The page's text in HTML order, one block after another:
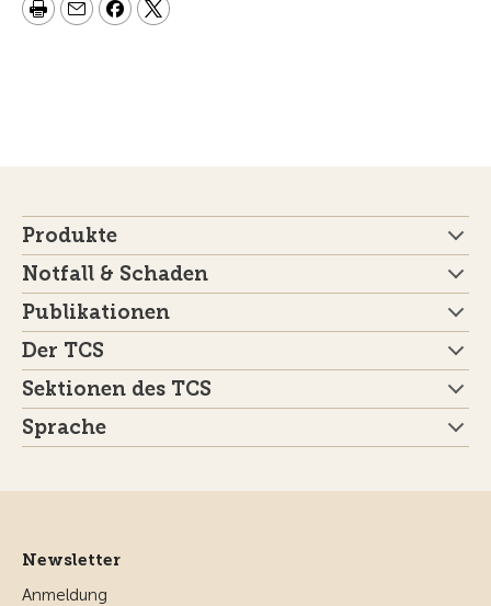
Produkte
Notfall & Schaden
Publikationen
Der TCS
Sektionen des TCS
Sprache
Newsletter
Anmeldung